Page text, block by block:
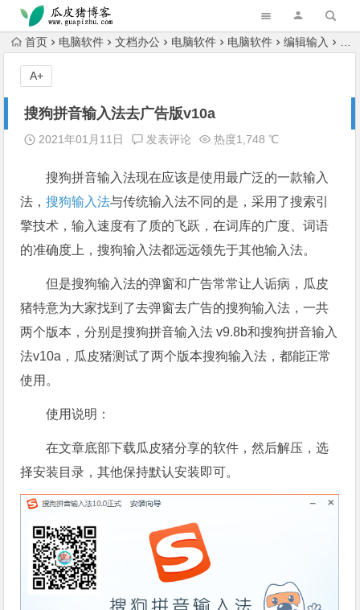
跳转到主内容
首页 电脑软件 文档办公 电脑软件 电脑软件 编辑输入
搜狗拼音输入法去广告版v10a
2021年01月11日 发表评论 热度1,748 ℃
搜狗拼音输入法现在应该是使用最广泛的一款输入
法，搜狗输入法与传统输入法不同的是，采用了搜索引
擎技术，输入速度有了质的飞跃，在词库的广度、词语
的准确度上，搜狗输入法都远远领先于其他输入法。
但是搜狗输入法的弹窗和广告常常让人诟病，瓜皮
猪特意为大家找到了去弹窗去广告的搜狗输入法，一共
两个版本，分别是搜狗拼音输入法 v9.8b和搜狗拼音输入
法v10a，瓜皮猪测试了两个版本搜狗输入法，都能正常
使用。
使用说明：
在文章底部下载瓜皮猪分享的软件，然后解压，选
择安装目录，其他保持默认安装即可。
A+